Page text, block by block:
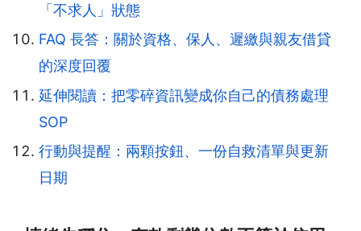
「不求人」狀態
FAQ 長答：關於資格、保人、遲繳與親友借貸
的深度回覆
延伸閱讀：把零碎資訊變成你自己的債務處理
SOP
行動與提醒：兩顆按鈕、一份自救清單與更新
日期